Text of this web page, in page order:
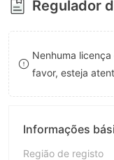
8
9
Regulador
Nenhuma
favor, esteja
Informações
Região de registo